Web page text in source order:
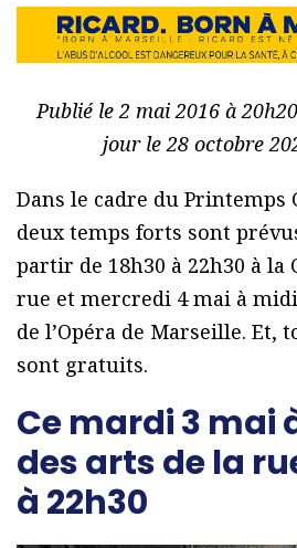
Publié le 2 mai 2016 à
jour le 28 octobre
Dans le cadre du Printemps
deux temps forts sont
partir de 18h30 à 22h30 à la
rue et mercredi 4 mai à
de l’Opéra de Marseille. Et,
sont gratuits.
Ce mardi 3 mai
des arts de la
à 22h30